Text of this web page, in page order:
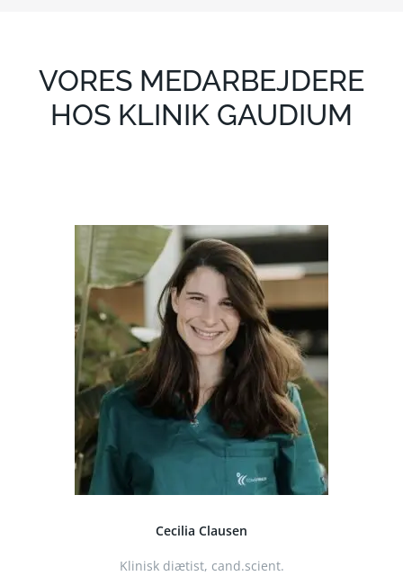
VORES MEDARBEJDERE
HOS KLINIK GAUDIUM
Cecilia Clausen
Klinisk diætist, cand.scient.